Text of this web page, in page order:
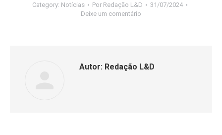
Category: Notícias Por Redação L&D
31/07/2024
Deixe um comentário
Autor: Redação L&D